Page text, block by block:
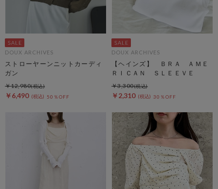
DOUX ARCHIVES
ストローヤーンニットカーディ
ガン
￥6,490 50％OFF
￥12,980
DOUX ARCHIVES
【ヘインズ】 ＢＲＡ ＡＭＥ
ＲＩＣＡＮ ＳＬＥＥＶＥ
￥2,310 30％OFF
￥3,300